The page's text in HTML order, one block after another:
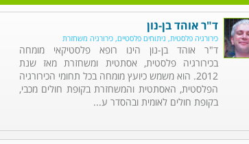
ד"ר אוהד בן-נון
כירורגיה פלסטית, ניתוחים פלסטיים, כירורגיה משחזרת
ד"ר אוהד בן-נון הינו רופא פלסטיקאי מומחה
בכירורגיה פלסטית, אסתטית ומשחזרת מאז שנת
2012. הוא משמש כיועץ מומחה בכל תחומי הכירורגיה
הפלסטית, האסתטית והמשחזרת בקופת חולים מכבי,
בקופת חולים לאומית ובהסדר ע...